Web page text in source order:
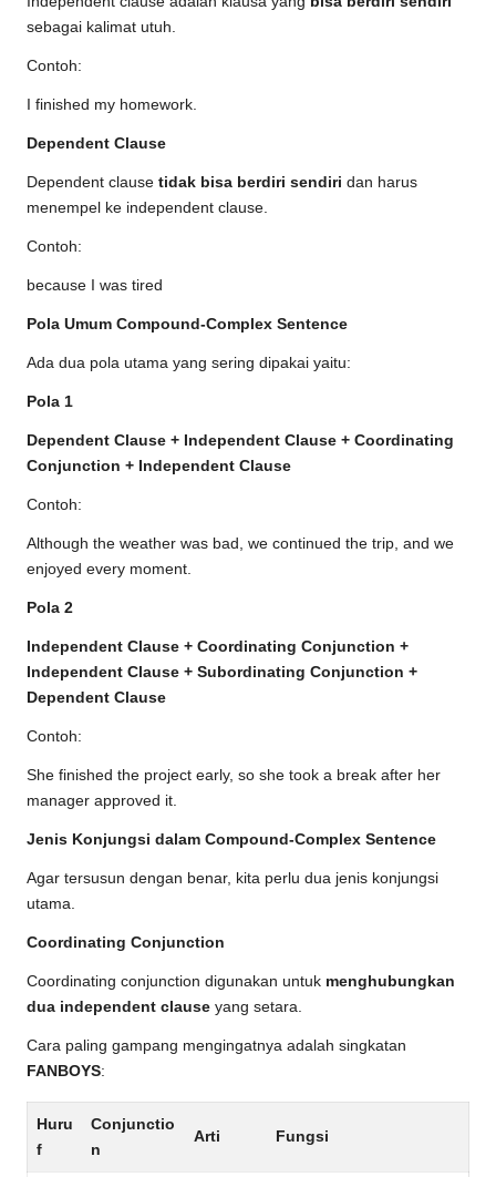
sebagai kalimat utuh.
Contoh:
I finished my homework.
Dependent Clause
Dependent clause tidak bisa berdiri sendiri dan harus
menempel ke independent clause.
Contoh:
because I was tired
Pola Umum Compound-Complex Sentence
Ada dua pola utama yang sering dipakai yaitu:
Pola 1
Dependent Clause + Independent Clause + Coordinating
Conjunction + Independent Clause
Contoh:
Although the weather was bad, we continued the trip, and we
enjoyed every moment.
Pola 2
Independent Clause + Coordinating Conjunction +
Independent Clause + Subordinating Conjunction +
Dependent Clause
Contoh:
She finished the project early, so she took a break after her
manager approved it.
Jenis Konjungsi dalam Compound-Complex Sentence
Agar tersusun dengan benar, kita perlu dua jenis konjungsi
utama.
Coordinating Conjunction
Coordinating conjunction digunakan untuk menghubungkan
dua independent clause yang setara.
Cara paling gampang mengingatnya adalah singkatan
FANBOYS:
Huru
f
Conjunctio
n
Arti Fungsi